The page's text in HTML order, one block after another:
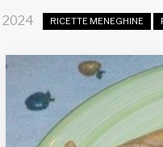
RICETTE MENEGHINE